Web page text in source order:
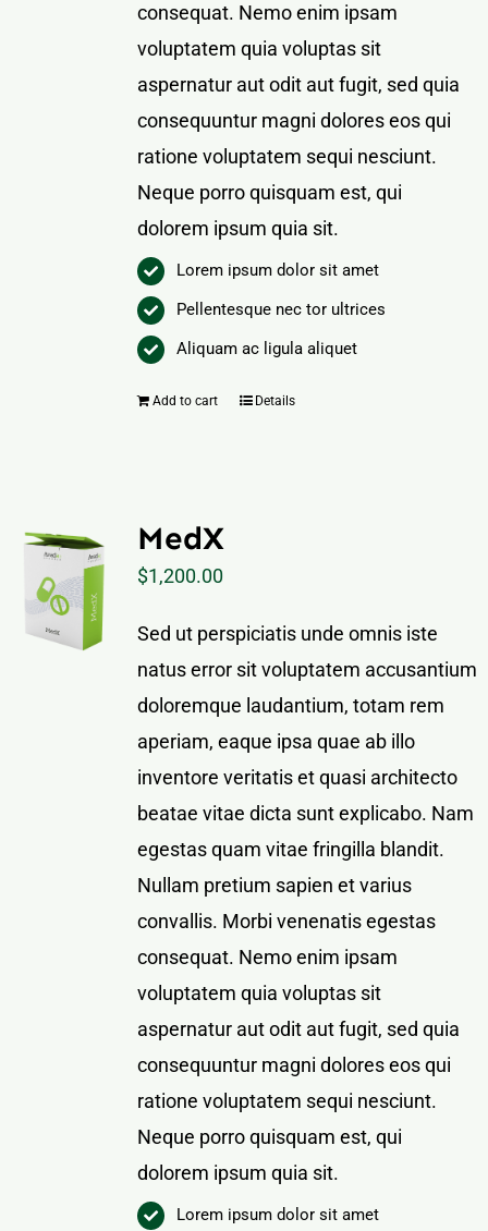
consequat. Nemo enim ipsam
voluptatem quia voluptas sit
aspernatur aut odit aut fugit, sed quia
consequuntur magni dolores eos qui
ratione voluptatem sequi nesciunt.
Neque porro quisquam est, qui
dolorem ipsum quia sit.
Lorem ipsum dolor sit amet
Pellentesque nec tor ultrices
Aliquam ac ligula aliquet
Add to cart Details
MedX
$1,200.00
Sed ut perspiciatis unde omnis iste
natus error sit voluptatem accusantium
doloremque laudantium, totam rem
aperiam, eaque ipsa quae ab illo
inventore veritatis et quasi architecto
beatae vitae dicta sunt explicabo. Nam
egestas quam vitae fringilla blandit.
Nullam pretium sapien et varius
convallis. Morbi venenatis egestas
consequat. Nemo enim ipsam
voluptatem quia voluptas sit
aspernatur aut odit aut fugit, sed quia
consequuntur magni dolores eos qui
ratione voluptatem sequi nesciunt.
Neque porro quisquam est, qui
dolorem ipsum quia sit.
Lorem ipsum dolor sit amet